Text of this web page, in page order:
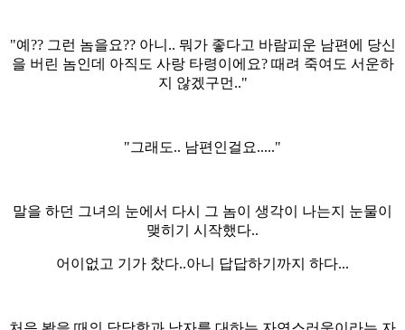
"예?? 그런 놈을요?? 아니.. 뭐가 좋다고 바람피운 남편에 당신
을 버린 놈인데 아직도 사랑 타령이에요? 때려 죽여도 서운하
지 않겠구먼.."
"그래도.. 남편인걸요....."
말을 하던 그녀의 눈에서 다시 그 놈이 생각이 나는지 눈물이
맺히기 시작했다..
어이없고 기가 찼다..아니 답답하기까지 하다...